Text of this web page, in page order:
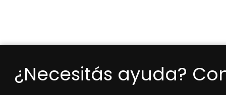
¿Necesitás ayuda?